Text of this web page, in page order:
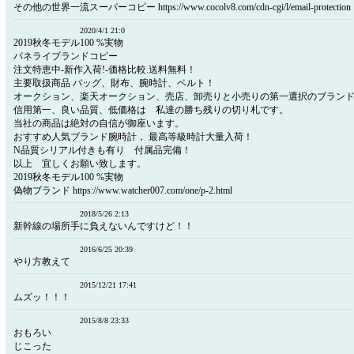
その他の世界一流スーパーコピー https://www.cocolv8.com/cdn-cgi/l/email-protection
2020/4/1 21:0
2019秋冬モデル100 %実物
パネライブランドコピー
注文特恵中-新作入荷!-価格比較.送料無料！
主要取扱商品 バッグ、財布、腕時計、ベルト！
オークション、楽天オークション、売店、卸売りと小売りの第一選択のブラン
信用第一、良い品質、低価格は 私達の勝ち残りの切り札です。
当社の商品は絶対の自信が御座います。
おすすめ人気ブランド腕時計， 最高等級時計大量入荷！
N品質シリアル付きも有り 付属品完備！
以上 宜しくお願い致します。
2019秋冬モデル100 %実物
偽物ブランド https://www.watcher007.com/one/p-2.html
2018/5/26 2:13
新幹線の場所手に負えないんですけど！！
2016/6/25 20:39
やり方教えて
2015/12/21 17:41
ムズッ！！！
2015/8/8 23:33
おもろい
じこった